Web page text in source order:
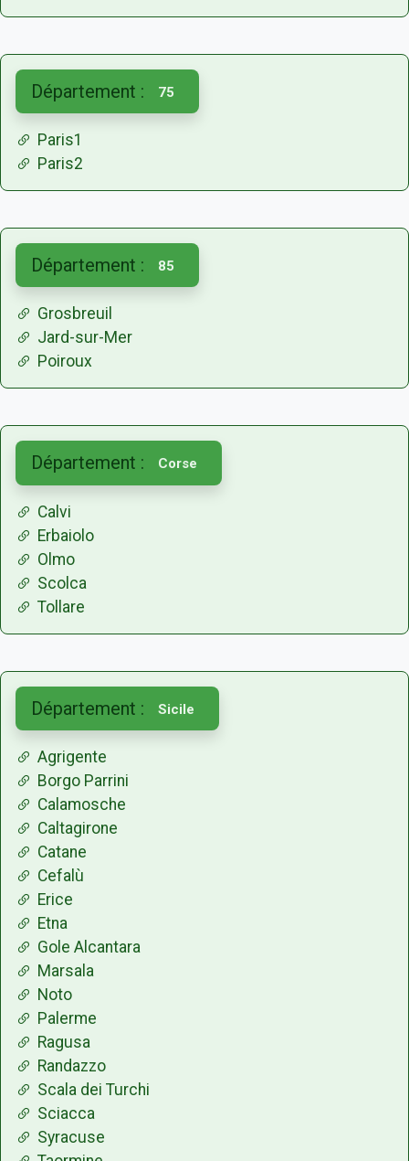
Département : 75
Paris1
Paris2
Département : 85
Grosbreuil
Jard-sur-Mer
Poiroux
Département : Corse
Calvi
Erbaiolo
Olmo
Scolca
Tollare
Département : Sicile
Agrigente
Borgo Parrini
Calamosche
Caltagirone
Catane
Cefalù
Erice
Etna
Gole Alcantara
Marsala
Noto
Palerme
Ragusa
Randazzo
Scala dei Turchi
Sciacca
Syracuse